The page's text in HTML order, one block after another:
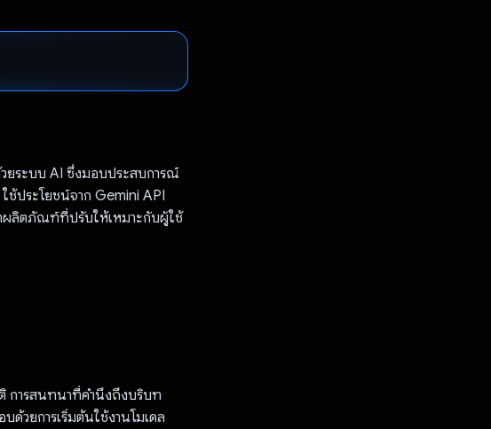
ยระบบ AI ซึ่งมอบประสบการณ์
ประโยชน์จาก Gemini API
ผลิตภัณฑ์ที่ปรับให้เหมาะกับผู้ใช้
การสนทนาที่คำนึงถึงบริบท
ด้วยการเริ่มต้นใช้งานโมเดล